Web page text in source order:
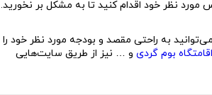
مورد نظر خود اقدام کنید تا به مشکل بر نخورید.
به راحتی مقصد و بودجه مورد نظر خود را
اقامتگاه بوم گردی و … نیز از طریق سایت‌هایی